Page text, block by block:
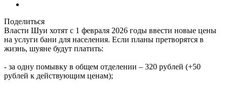
Поделиться
Власти Шуи хотят с 1 февраля 2026 годы ввести новые цены
на услуги бани для населения. Если планы претворятся в
жизнь, шуяне будут платить:
- за одну помывку в общем отделении – 320 рублей (+50
рублей к действующим ценам);